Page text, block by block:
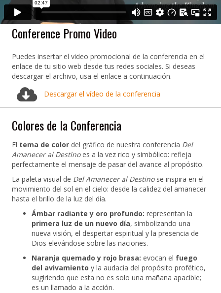
Conference Promo Video
Puedes insertar el video promocional de la conferencia en el
enlace de tu sitio web desde tus redes sociales. Si deseas
descargar el archivo, usa el enlace a continuación.
Descargar el vídeo de la conferencia
Colores de la Conferencia
El tema de color del gráfico de nuestra conferencia Del
Amanecer al Destinoes a la vez rico y simbólico: refleja
perfectamente el mensaje de pasar del avance al propósito.
La paleta visual de Del Amanecer al Destinose inspira en el
movimiento del sol en el cielo: desde la calidez del amanecer
hasta el brillo de la luz del día.
Ámbar radiante y oro profundo: representan la
primera luz de un nuevo día, simbolizando una
nueva visión, el despertar espiritual y la presencia de
Dios elevándose sobre las naciones.
Naranja quemado y rojo brasa: evocan el fuego
del avivamiento y la audacia del propósito profético,
sugiriendo que esta no es solo una mañana apacible;
es un llamado a la acción.